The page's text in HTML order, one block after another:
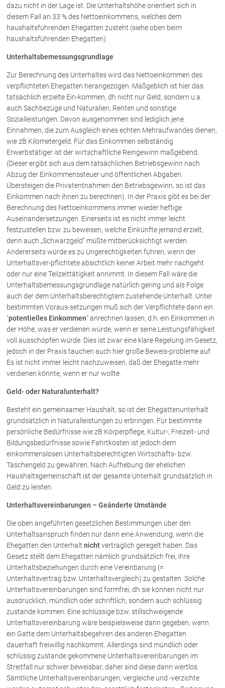
dazu nicht in der Lage ist. Die Unterhaltshöhe orientiert sich in
diesem Fall an 33 % des Nettoeinkommens, welches dem
haushaltsführenden Ehegatten zusteht (siehe oben beim
haushaltsführenden Ehegatten).
Unterhaltsbemessungsgrundlage
Zur Berechnung des Unterhaltes wird das Nettoeinkommen des
verpflichteten Ehegatten herangezogen. Maßgeblich ist hier das
tatsächlich erzielte Ein-kommen, dh nicht nur Geld, sondern u.a.
auch Sachbezüge und Naturalien, Renten und sonstige
Sozialleistungen. Davon ausgenommen sind lediglich jene
Einnahmen, die zum Ausgleich eines echten Mehraufwandes dienen,
wie zB Kilometergeld. Für das Einkommen selbständig
Erwerbstätiger ist der wirtschaftliche Reingewinn maßgebend.
(Dieser ergibt sich aus dem tatsächlichen Betriebsgewinn nach
Abzug der Einkommenssteuer und öffentlichen Abgaben.
Übersteigen die Privatentnahmen den Betriebsgewinn, so ist das
Einkommen nach ihnen zu berechnen). In der Praxis gibt es bei der
Berechnung des Nettoeinkommens immer wieder heftige
Auseinandersetzungen. Einerseits ist es nicht immer leicht
festzustellen bzw. zu beweisen, welche Einkünfte jemand erzielt,
denn auch „Schwarzgeld“ müßte mitberücksichtigt werden.
Andererseits würde es zu Ungerechtigkeiten führen, wenn der
Unterhaltsver-pflichtete absichtlich keiner Arbeit mehr nachgeht
oder nur eine Teilzeittätigkeit annimmt. In diesem Fall wäre die
Unterhaltsbemessungsgrundlage natürlich gering und als Folge
auch der dem Unterhaltsberechtigtem zustehende Unterhalt. Unter
bestimmten Voraus-setzungen muß sich der Verpflichtete dann ein
"potentielles Einkommen" anrechnen lassen, d.h. ein Einkommen in
der Höhe, was er verdienen würde, wenn er seine Leistungsfähigkeit
voll ausschöpfen würde. Dies ist zwar eine klare Regelung im Gesetz,
jedoch in der Praxis tauchen auch hier große Beweis-probleme auf.
Es ist nicht immer leicht nachzuweisen, daß der Ehegatte mehr
verdienen könnte, wenn er nur wollte.
Geld- oder Naturalunterhalt?
Besteht ein gemeinsamer Haushalt, so ist der Ehegattenunterhalt
grundsätzlich in Naturalleistungen zu erbringen. Für bestimmte
persönliche Bedürfnisse wie zB Körperpflege, Kultur-, Freizeit- und
Bildungsbedürfnisse sowie Fahrtkosten ist jedoch dem
einkommenslosen Unterhaltsberechtigten Wirtschafts- bzw.
Taschengeld zu gewähren. Nach Aufhebung der ehelichen
Haushaltsgemeinschaft ist der gesamte Unterhalt grundsätzlich in
Geld zu leisten.
Unterhaltsvereinbarungen – Geänderte Umstände
Die oben angeführten gesetzlichen Bestimmungen über den
Unterhaltsanspruch finden nur dann eine Anwendung, wenn die
Ehegatten den Unterhalt nichtvertraglich geregelt haben. Das
Gesetz stellt dem Ehegatten nämlich grundsätzlich frei, ihre
Unterhaltsbeziehungen durch eine Vereinbarung (=
Unterhaltsvertrag bzw. Unterhaltsvergleich) zu gestalten. Solche
Unterhaltsvereinbarungen sind formfrei, dh sie können nicht nur
ausdrücklich, mündlich oder schriftlich, sondern auch schlüssig
zustande kommen. Eine schlüssige bzw. stillschweigende
Unterhaltsvereinbarung wäre beispielsweise dann gegeben, wenn
ein Gatte dem Unterhaltsbegehren des anderen Ehegatten
dauerhaft freiwillig nachkommt. Allerdings sind mündlich oder
schlüssig zustande gekommene Unterhaltsvereinbarungen im
Streitfall nur schwer beweisbar, daher sind diese dann wertlos.
Sämtliche Unterhaltsvereinbarungen, vergleiche und -verzichte